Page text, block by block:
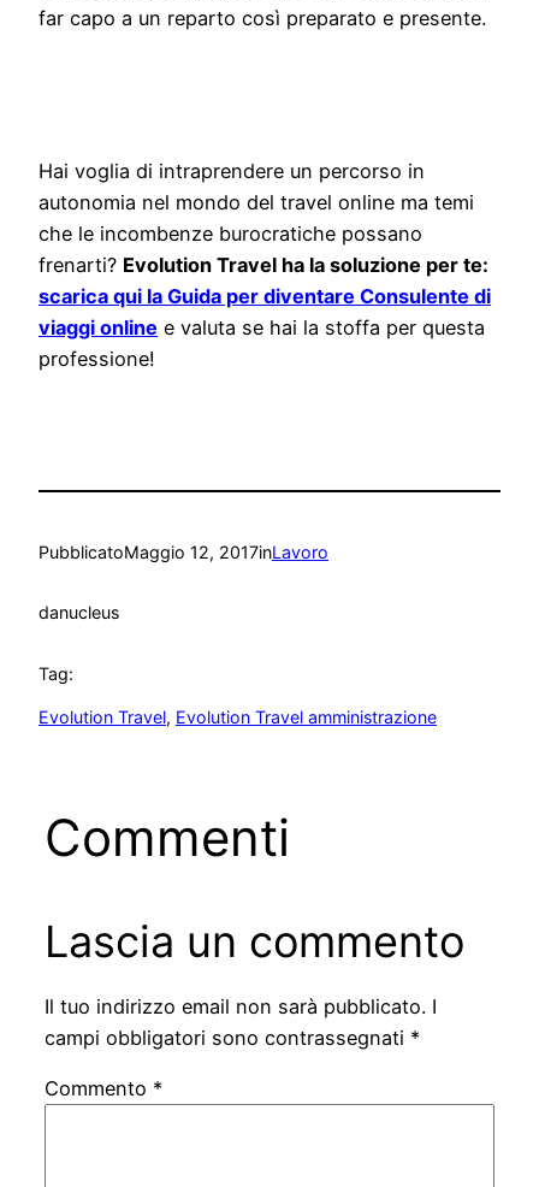
far capo a un reparto così preparato e presente.
Hai voglia di intraprendere un percorso in
autonomia nel mondo del travel online ma temi
che le incombenze burocratiche possano
frenarti? Evolution Travel ha la soluzione per te:
scarica qui la Guida per diventare Consulente di
viaggi online e valuta se hai la stoffa per questa
professione!
PubblicatoMaggio 12, 2017inLavoro
danucleus
Tag:
Evolution Travel, Evolution Travel amministrazione
Commenti
Lascia un commento
Il tuo indirizzo email non sarà pubblicato. I
campi obbligatori sono contrassegnati *
Commento *